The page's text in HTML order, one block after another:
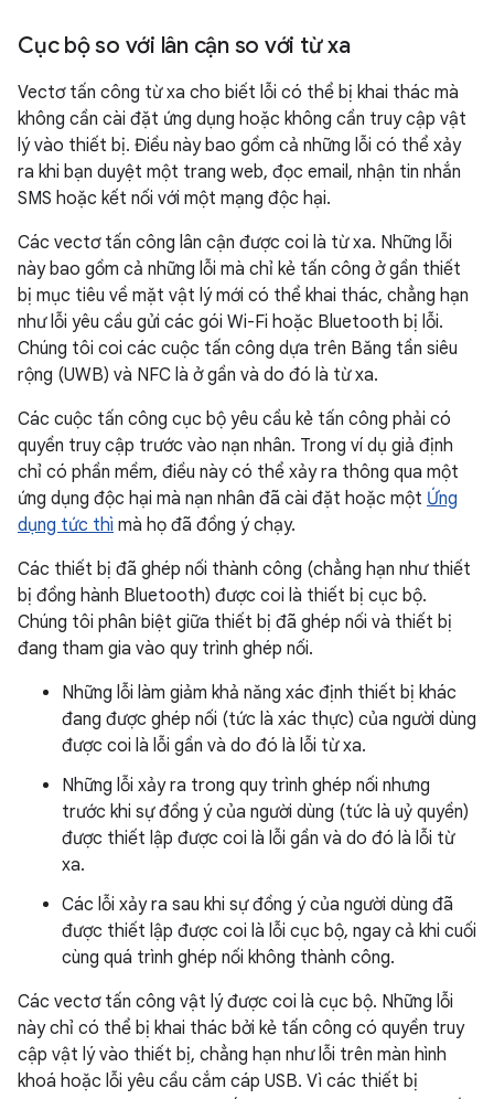
Cục bộ so với lân cận so với từ xa
Vectơ tấn công từ xa cho biết lỗi có thể bị khai thác mà
không cần cài đặt ứng dụng hoặc không cần truy cập vật
lý vào thiết bị. Điều này bao gồm cả những lỗi có thể xảy
ra khi bạn duyệt một trang web, đọc email, nhận tin nhắn
SMS hoặc kết nối với một mạng độc hại.
Các vectơ tấn công lân cận được coi là từ xa. Những lỗi
này bao gồm cả những lỗi mà chỉ kẻ tấn công ở gần thiết
bị mục tiêu về mặt vật lý mới có thể khai thác, chẳng hạn
như lỗi yêu cầu gửi các gói Wi-Fi hoặc Bluetooth bị lỗi.
Chúng tôi coi các cuộc tấn công dựa trên Băng tần siêu
rộng (UWB) và NFC là ở gần và do đó là từ xa.
Các cuộc tấn công cục bộ yêu cầu kẻ tấn công phải có
quyền truy cập trước vào nạn nhân. Trong ví dụ giả định
chỉ có phần mềm, điều này có thể xảy ra thông qua một
ứng dụng độc hại mà nạn nhân đã cài đặt hoặc một Ứng
dụng tức thì mà họ đã đồng ý chạy.
Các thiết bị đã ghép nối thành công (chẳng hạn như thiết
bị đồng hành Bluetooth) được coi là thiết bị cục bộ.
Chúng tôi phân biệt giữa thiết bị đã ghép nối và thiết bị
đang tham gia vào quy trình ghép nối.
Những lỗi làm giảm khả năng xác định thiết bị khác
đang được ghép nối (tức là xác thực) của người dùng
được coi là lỗi gần và do đó là lỗi từ xa.
Những lỗi xảy ra trong quy trình ghép nối nhưng
trước khi sự đồng ý của người dùng (tức là uỷ quyền)
được thiết lập được coi là lỗi gần và do đó là lỗi từ
xa.
Các lỗi xảy ra sau khi sự đồng ý của người dùng đã
được thiết lập được coi là lỗi cục bộ, ngay cả khi cuối
cùng quá trình ghép nối không thành công.
Các vectơ tấn công vật lý được coi là cục bộ. Những lỗi
này chỉ có thể bị khai thác bởi kẻ tấn công có quyền truy
cập vật lý vào thiết bị, chẳng hạn như lỗi trên màn hình
khoá hoặc lỗi yêu cầu cắm cáp USB. Vì các thiết bị